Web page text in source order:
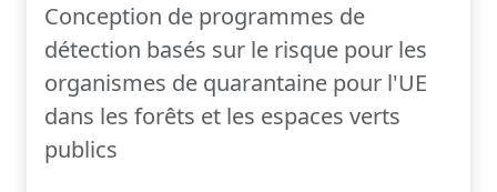
Conception de programmes de
détection basés sur le risque pour les
organismes de quarantaine pour l'UE
dans les forêts et les espaces verts
publics